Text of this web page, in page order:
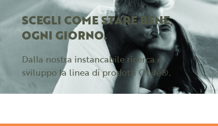
SCEGLI COME STARE BENE,
OGNI GIORNO.
Dalla nostra instancabile ricerca e
sviluppo la linea di prodotti OLife®.